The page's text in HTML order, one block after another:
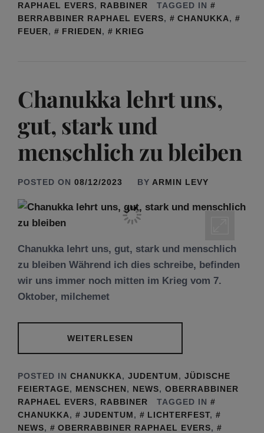
RAPHAEL EVERS, RABBINER
TAGGED IN
BERRABBINER RAPHAEL EVERS, CHANUKKA,
FEUER, FRIEDEN, KRIEG
Chanukka lehrt uns,
gut, stark und
menschlich zu bleiben
POSTED ON 08/12/2023 BY ARMIN LEVY
Chanukka lehrt uns, gut, stark und menschlich
zu bleiben Während ich dies schreibe, befinden
wir uns immer noch mitten im Krieg vom 7.
Oktober, milchemet
WEITERLESEN
POSTED IN CHANUKKA, JUDENTUM, JÜDISCHE
FEIERTAGE, MENSCHEN, NEWS, OBERRABBINER
RAPHAEL EVERS, RABBINER
TAGGED IN
CHANUKKA, JUDENTUM, LICHTERFEST,
NEWS, OBERRABBINER RAPHAEL EVERS,